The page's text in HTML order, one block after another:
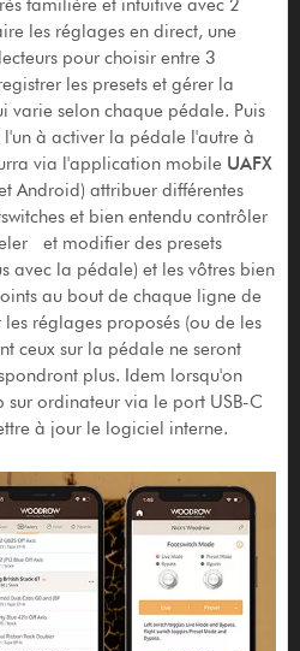
familière et intuitive avec 2
les réglages en direct, une
pour choisir entre 3
les presets et gérer la
varie selon chaque pédale. Puis
l'un à activer la pédale l'autre à
via l'application mobile UAFX
Android) attribuer différentes
et bien entendu contrôler
et modifier des presets
avec la pédale) et les vôtres bien
au bout de chaque ligne de
réglages proposés (ou de les
ceux sur la pédale ne seront
plus. Idem lorsqu'on
ordinateur via le port USB-C
à jour le logiciel interne.